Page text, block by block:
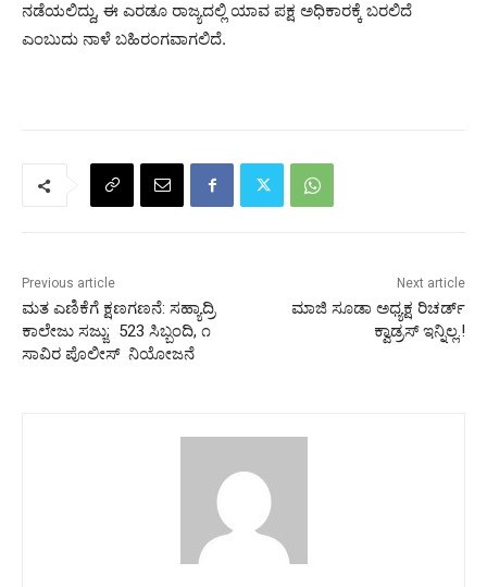
ನಡೆಯಲಿದ್ದು, ಈ ಎರಡೂ ರಾಜ್ಯದಲ್ಲಿ ಯಾವ ಪಕ್ಷ ಅಧಿಕಾರಕ್ಕೆ ಬರಲಿದೆ
ಎಂಬುದು ನಾಳೆ ಬಹಿರಂಗವಾಗಲಿದೆ.
Previous article
ಮತ ಎಣಿಕೆಗೆ ಕ್ಷಣಗಣನೆ: ಸಹ್ಯಾದ್ರಿ
ಕಾಲೇಜು ಸಜ್ಜು; 523 ಸಿಬ್ಬಂದಿ, ೧
ಸಾವಿರ ಪೊಲೀಸ್‌ ನಿಯೋಜನೆ
Next article
ಮಾಜಿ ಸೂಡಾ ಅಧ್ಯಕ್ಷ ರಿಚರ್ಡ್‌
ಕ್ವಾಡ್ರಸ್‌ ಇನ್ನಿಲ್ಲ.!